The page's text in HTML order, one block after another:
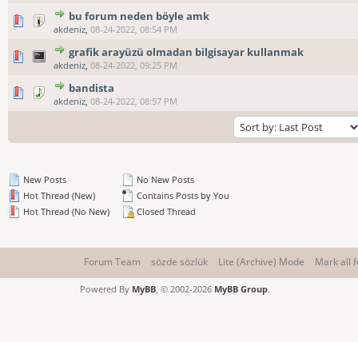
bu forum neden böyle amk
akdeniz, 08-24-2022, 08:54 PM
grafik arayüzü olmadan bilgisayar kullanmak
akdeniz, 08-24-2022, 09:25 PM
bandista
akdeniz, 08-24-2022, 08:57 PM
New Posts
Hot Thread (New)
Hot Thread (No New)
No New Posts
Contains Posts by You
Closed Thread
Forum Team sözde sözlük Lite (Archive) Mode Mark all
Powered By MyBB, © 2002-2026 MyBB Group.